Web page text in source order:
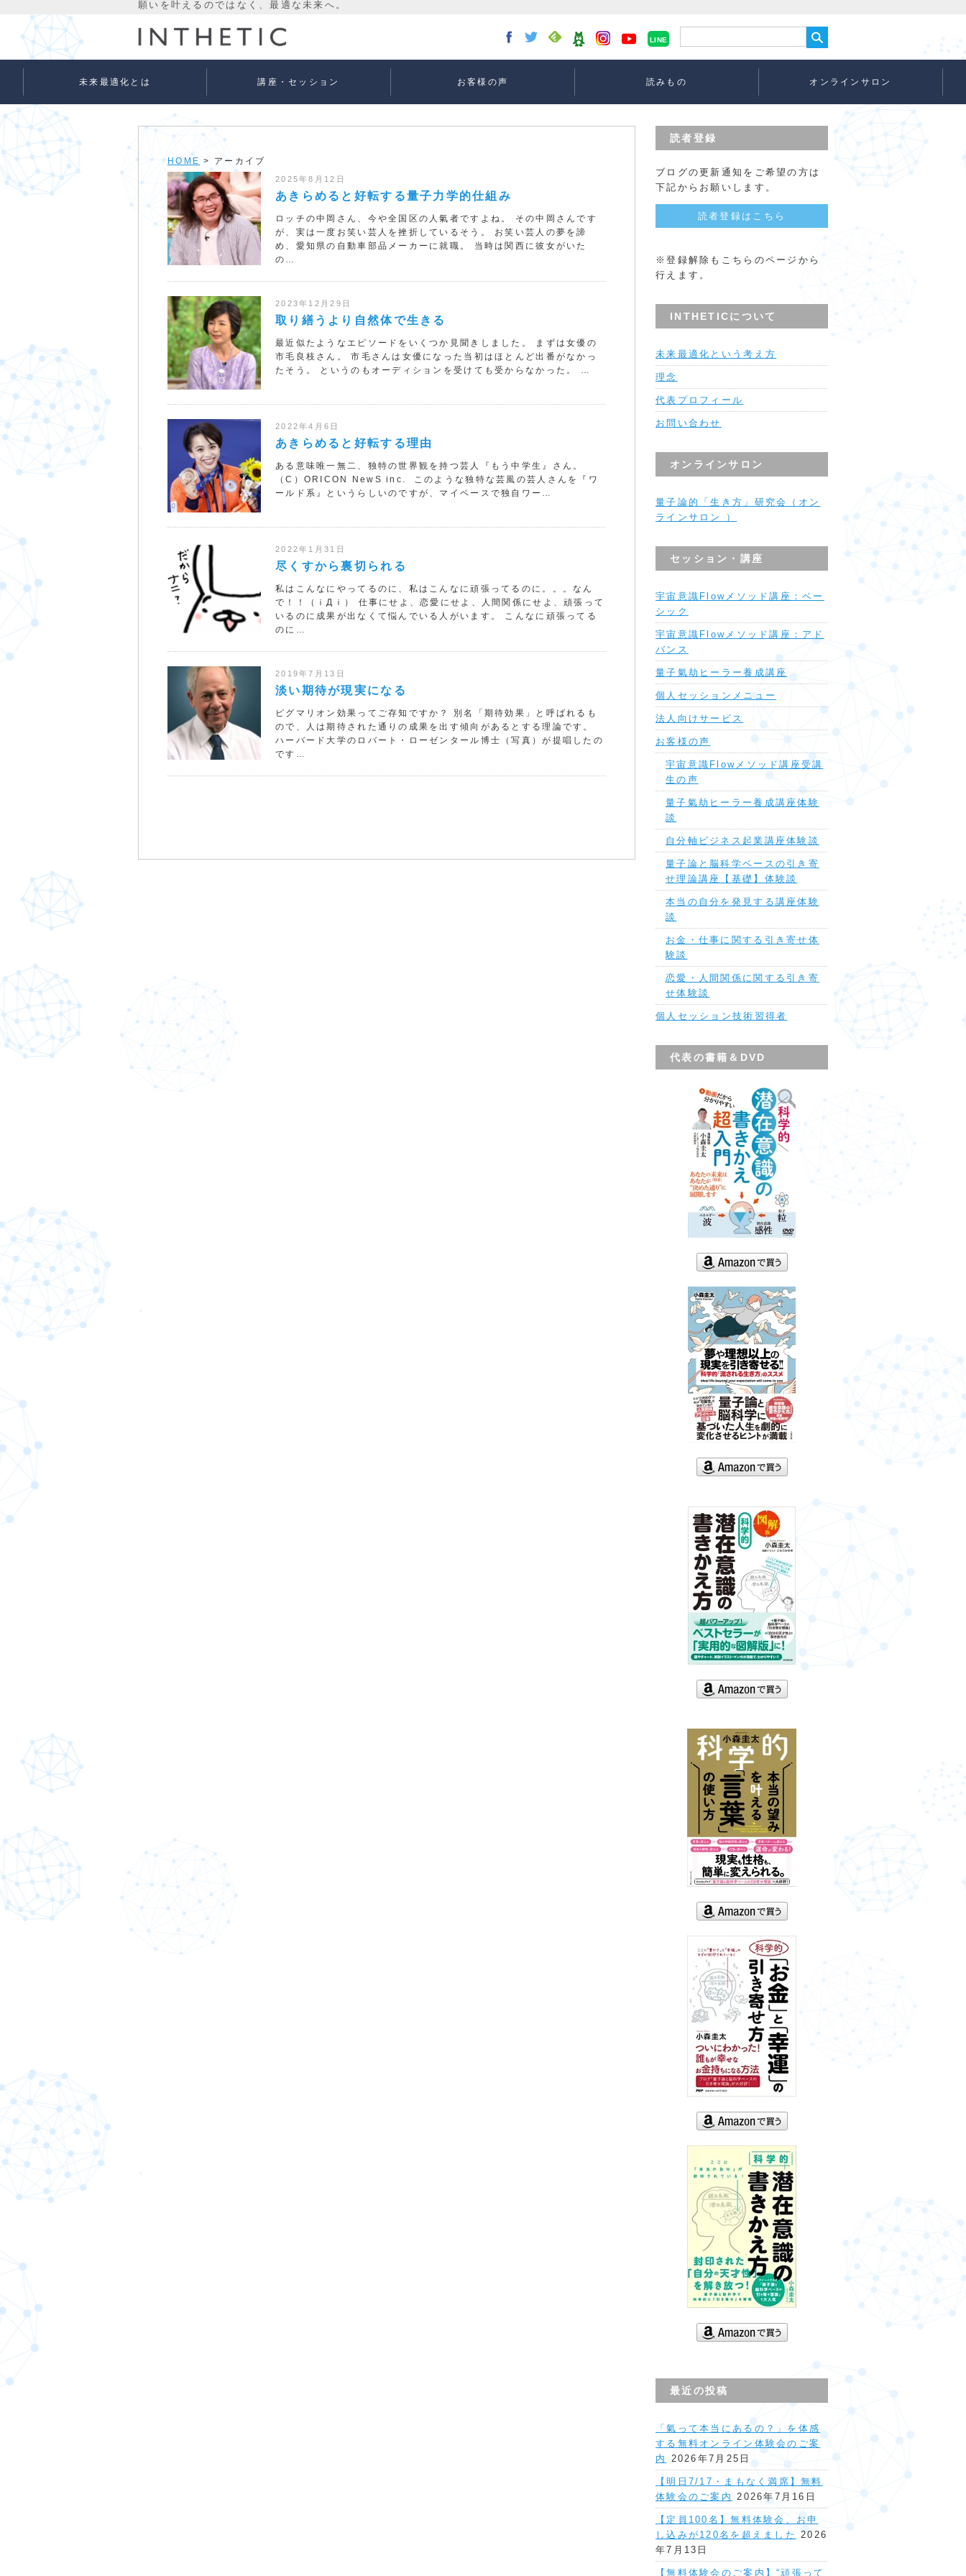
LINE
未来最適化とは 講座・セッション お客様の声 読みもの オンラインサロン
HOME > アーカイブ
2025年8月12日
あきらめると好転する量子力学的仕組み
ロッチの中岡さん、今や全国区の人氣者ですよね。 その中岡さんです
が、実は一度お笑い芸人を挫折しているそう。 お笑い芸人の夢を諦
め、愛知県の自動車部品メーカーに就職。 当時は関西に彼女がいた
の…
2023年12月29日
取り繕うより自然体で生きる
最近似たようなエピソードをいくつか見聞きしました。 まずは女優の
市毛良枝さん。 市毛さんは女優になった当初はほとんど出番がなかっ
たそう。 というのもオーディションを受けても受からなかった。 …
2022年4月6日
あきらめると好転する理由
ある意味唯一無二、独特の世界観を持つ芸人『もう中学生』さん。
（C）ORICON NewS inc. このような独特な芸風の芸人さんを『ワ
ールド系』というらしいのですが、マイペースで独自ワー…
2022年1月31日
尽くすから裏切られる
私はこんなにやってるのに、私はこんなに頑張ってるのに。。。なん
で！！（ｉДｉ） 仕事にせよ、恋愛にせよ、人間関係にせよ、頑張って
いるのに成果が出なくて悩んでいる人がいます。 こんなに頑張ってる
のに…
2019年7月13日
淡い期待が現実になる
ピグマリオン効果ってご存知ですか？ 別名「期待効果」と呼ばれるも
ので、人は期待された通りの成果を出す傾向があるとする理論です。
ハーバード大学のロバート・ローゼンタール博士（写真）が提唱したの
です…
読者登録
ブログの更新通知をご希望の方は
下記からお願いします。
読者登録はこちら
※登録解除もこちらのページから
行えます。
INTHETICについて
未来最適化という考え方
理念
代表プロフィール
お問い合わせ
オンラインサロン
量子論的「生き方」研究会（オン
ラインサロン ）
セッション・講座
宇宙意識Flowメソッド講座：ベー
シック
宇宙意識Flowメソッド講座：アド
バンス
量子氣劫ヒーラー養成講座
個人セッションメニュー
法人向けサービス
お客様の声
宇宙意識Flowメソッド講座受講
生の声
量子氣劫ヒーラー養成講座体験
談
自分軸ビジネス起業講座体験談
量子論と脳科学ベースの引き寄
せ理論講座【基礎】体験談
本当の自分を発見する講座体験
談
お金・仕事に関する引き寄せ体
験談
恋愛・人間関係に関する引き寄
せ体験談
個人セッション技術習得者
代表の書籍＆DVD
最近の投稿
「氣って本当にあるの？」を体感
する無料オンライン体験会のご案
内
2026年7月25日
【明日7/17・まもなく満席】無料
体験会のご案内
2026年7月16日
【定員100名】無料体験会、お申
し込みが120名を超えました
2026
年7月13日
【無料体験会のご案内】“頑張って